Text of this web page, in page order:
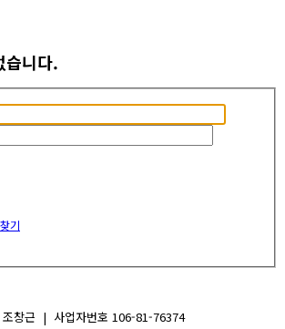
습니다.
기
창근 | 사업자번호 106-81-76374